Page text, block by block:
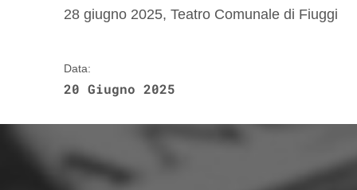
28 giugno 2025, Teatro Comunale di Fiuggi
Data:
20 Giugno 2025